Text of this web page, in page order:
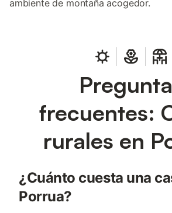
ambiente de montaña acogedor.
frecuentes:
rurales en
¿Cuánto cuesta una
Porrua?